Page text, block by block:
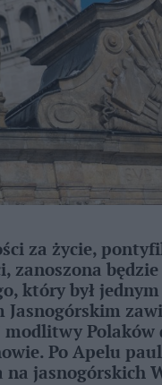
za życie,
zanoszona
który był
Jasnogórskim
Polaków
Po Apelu
jasnogórskich